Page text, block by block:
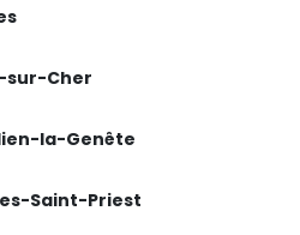
sur-Cher
la-Genête
Saint-Priest